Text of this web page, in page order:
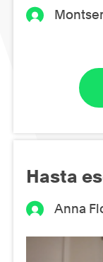
Hasta
Anna